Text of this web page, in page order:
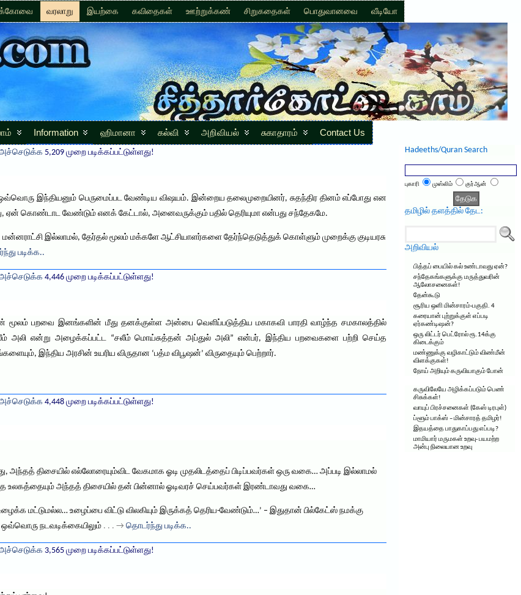
வரலாறு இயற்கை கவிதைகள் ஊற்றுக்கண் சிறுகதைகள் பொதுவானவை வீடியோ
Information ஹிமானா கல்வி அறிவியல் சுகாதாரம் Contact Us
5,209 முறை படிக்கப்பட்டுள்ளது!
ஒவ்வொரு இந்தியனும் பெருமைப்பட வேண்டிய விஷயம். இன்றைய தலைமுறையினர், சுதந்திர தினம் எப்போது என
ஏன் கொண்டாட வேண்டும் எனக் கேட்டால், அனைவருக்கும் பதில் தெரியுமா என்பது சந்தேகமே.
மன்னராட்சி இல்லாமல், தேர்தல் மூலம் மக்களே ஆட்சியாளர்களை தேர்ந்தெடுத்துக் கொள்ளும் முறைக்கு குடியரசு
படிக்க..
4,446 முறை படிக்கப்பட்டுள்ளது!
மூலம் பறவை இனங்களின் மீது தனக்குள்ள அன்பை வெளிப்படுத்திய மகாகவி பாரதி வாழ்ந்த சமகாலத்தில்
அலி என்று அழைக்கப்பட்ட “சலீம் மொய்சுத்தன் அப்துல் அலி” என்பர், இந்திய பறவைகளை பற்றி செய்த
இந்திய அரசின் உயரிய விருதான ‘பத்ம விபூஷன்’ விருதையும் பெற்றார்.
4,448 முறை படிக்கப்பட்டுள்ளது!
அந்தத் திசையில் எல்லோரையும்விட வேகமாக ஓடி முதலிடத்தைப் பிடிப்பவர்கள் ஒரு வகை… அப்படி இல்லாமல்
உலகத்தையும் அந்தத் திசையில் தன் பின்னால் ஓடிவரச் செய்பவர்கள் இரண்டாவது வகை…
மட்டுமல்ல… உழைப்பை விட்டு விலகியும் இருக்கத் தெரிய-வேண்டும்…’ – இதுதான் பில்கேட்ஸ் நமக்கு
ஒவ்வொரு நடவடிக்கையிலும் . . . → தொடர்ந்து படிக்க..
3,565 முறை படிக்கப்பட்டுள்ளது!
Hadeeths/Quran Search
புகாரி முஸ்லிம் குர்ஆன்
தமிழில் தளத்தில் தேட:
அறிவியல்
பித்தப் பையில் கல் உண்டாவது ஏன்?
சந்தேகங்களுக்கு மருத்துவரின்
ஆலோசனைகள்!
தேன்கூடு
சூரிய ஒளி மின்சாரம்-பகுதி. 4
கரையான் புற்றுக்குள் எப்படி
ஏர்கண்டிஷன்?
ஒரு லிட்டர் பெட்ரோல் ரூ.14க்கு
கிடைக்கும்
மண்ணுக்கு வழிகாட்டும் விண்மீன்
விளக்குகள்!
நோய் அறியும் கருவியாகும் போன்
கருவிலேயே அழிக்கப்படும் பெண்
சிசுக்கள்!
வாயுப் பிரச்சனைகள் (கேஸ் டிரபுள்)
ப்ளூம் பாக்ஸ் – மின்சாரத் தமிழர்!
இதயத்தை பாதுகாப்பது எப்படி?
மாமியார் மருமகள் உறவு- பயமற்ற
அன்பு நிலையான உறவு